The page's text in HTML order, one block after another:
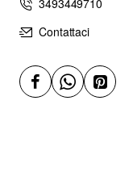
3493449710
Contattaci